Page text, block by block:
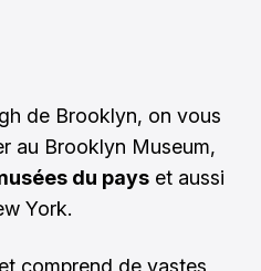
de Brooklyn, on vous
au Brooklyn Museum,
du pays et aussi
York.
et comprend de vastes